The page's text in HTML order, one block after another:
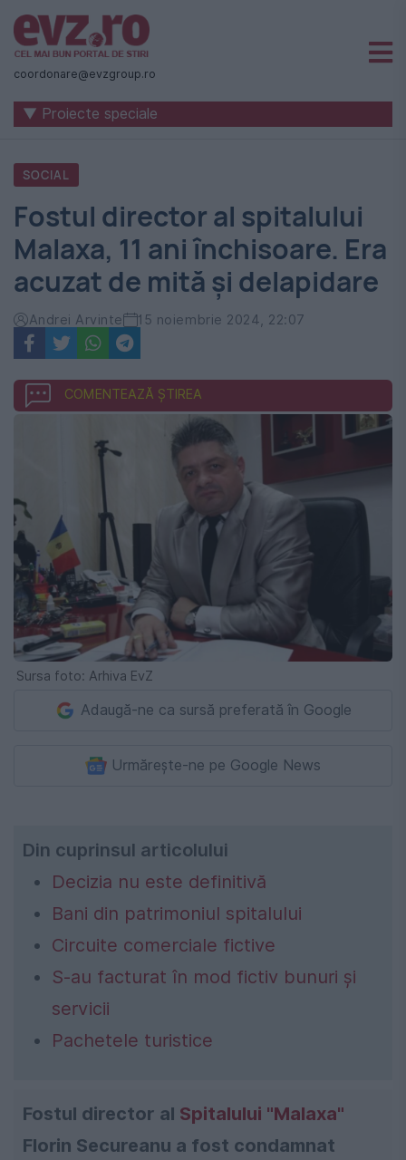
Știri
naționale
internaționale
România
-
Evenimentul
Zilei
coordonare@evzgroup.ro
▼ Proiecte speciale
SOCIAL
Fostul director al spitalului
Malaxa, 11 ani închisoare. Era
acuzat de mită şi delapidare
Andrei Arvinte 15 noiembrie 2024, 22:07
COMENTEAZĂ ȘTIREA
Sursa foto: Arhiva EvZ
Adaugă-ne ca sursă preferată în Google
Urmărește-ne pe Google News
Din cuprinsul articolului
Decizia nu este definitivă
Bani din patrimoniul spitalului
Circuite comerciale fictive
S-au facturat în mod fictiv bunuri şi
servicii
Pachetele turistice
Fostul director al Spitalului "Malaxa"
Florin Secureanu a fost condamnat